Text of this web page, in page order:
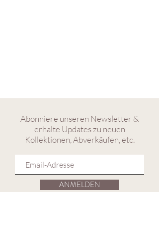
Abonniere unseren Newsletter &
erhalte Updates zu neuen
Kollektionen, Abverkäufen, etc.
ANMELDEN